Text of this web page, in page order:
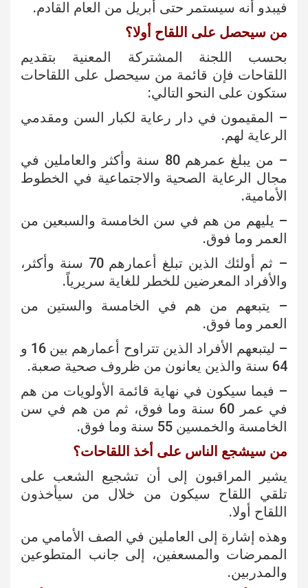
فيبدو أنه سيستمر حتى أبريل من العام القادم.
من سيحصل على اللقاح أولا؟
بحسب اللجنة المشتركة المعنية بتقديم
اللقاحات فإن قائمة من سيحصل على اللقاحات
ستكون على النحو التالي:
– المقيمون في دار رعاية لكبار السن ومقدمي
الرعاية لهم.
– من يبلغ عمرهم 80 سنة وأكثر والعاملين في
مجال الرعاية الصحية والاجتماعية في الخطوط
الأمامية.
– يليهم من هم في سن الخامسة والسبعين من
العمر وما فوق.
– ثم أولئك الذين تبلغ أعمارهم 70 سنة وأكثر،
والأفراد المعرضين للخطر للغاية سريرياً.
– يتبعهم من هم في الخامسة والستين من
العمر وما فوق.
– ليتبعهم الأفراد الذين تتراوح أعمارهم بين 16 و
64 سنة والذين يعانون من ظروف صحية صعبة.
– فيما سيكون في نهاية قائمة الأولويات من هم
في عمر 60 سنة وما فوق، ثم من هم في سن
الخامسة والخمسين 55 سنة وما فوق.
من سيشجع الناس على أخذ اللقاحات؟
يشير المراقبون إلى أن تشجيع الشعب على
تلقي اللقاح سيكون من خلال من سيأخذون
اللقاح أولا.
وهذه إشارة إلى العاملين في الصف الأمامي من
الممرضات والمسعفين، إلى جانب المتطوعين
والمدربين.